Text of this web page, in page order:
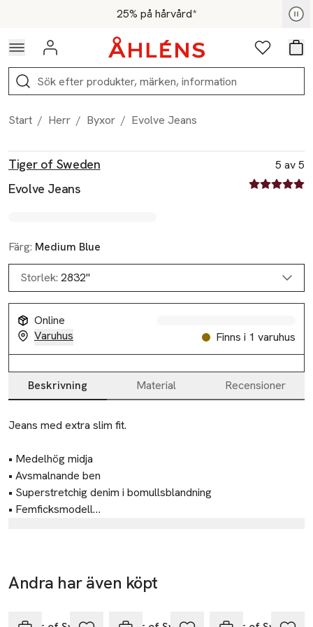
Hoppa till navigationsmenyn25% på hårvård*
För medlemmar - Shoppa nu
Logga in Favoriter
Sök
Start / Herr / Byxor / Evolve Jeans
Tiger of Sweden
Evolve Jeans
5 av 5
5 av fem
Färg: Medium Blue
Storlek: 2832"
Online
Varuhus
Finns i 1 varuhus
Beskrivning Material Recensioner
Beskrivning
Jeans med extra slim fit.
• Medelhög midja
• Avsmalnande ben
• Superstretchig denim i bomullsblandning
• Femficksmodell
Torsgatan 4
111 23 Stockholm
Andra har även köpt